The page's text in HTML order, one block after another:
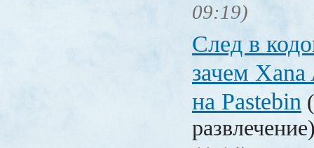
09:19)
След в
зачем
на Pastebin